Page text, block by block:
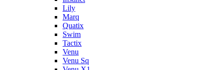
Lily
Marq
Quatix
Swim
Tactix
Venu
Venu Sq